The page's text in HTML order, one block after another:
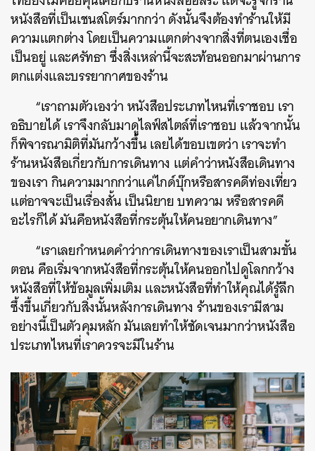
หนังสือที่เป็นเชนสโตร์มากกว่า ดังนั้นจึงต้องทำร้านให้มี
ความแตกต่าง โดยเป็นความแตกต่างจากสิ่งที่ตนเองเชื่อ
เป็นอยู่ และศรัทธา ซึ่งสิ่งเหล่านี้จะสะท้อนออกมาผ่านการ
ตกแต่งและบรรยากาศของร้าน
“เราถามตัวเองว่า หนังสือประเภทไหนที่เราชอบ เรา
อธิบายได้ เราจึงกลับมาดูไลฟ์สไตล์ที่เราชอบ แล้วจากนั้น
ก็พิจารณามิติที่มันกว้างขึ้น เลยได้ขอบเขตว่า เราจะทำ
ร้านหนังสือเกี่ยวกับการเดินทาง แต่คำว่าหนังสือเดินทาง
ของเรา กินความมากกว่าแค่ไกด์บุ๊กหรือสารคดีท่องเที่ยว
แต่อาจจะเป็นเรื่องสั้น เป็นนิยาย บทความ หรือสารคดี
อะไรก็ได้ มันคือหนังสือที่กระตุ้นให้คนอยากเดินทาง”
“เราเลยกำหนดคำว่าการเดินทางของเราเป็นสามขั้น
ตอน คือเริ่มจากหนังสือที่กระตุ้นให้คนออกไปดูโลกกว้าง
หนังสือที่ให้ข้อมูลเพิ่มเติม และหนังสือที่ทำให้คุณได้รู้ลึก
ซึ้งขึ้นเกี่ยวกับสิ่งนั้นหลังการเดินทาง ร้านของเรามีสาม
อย่างนี้เป็นตัวคุมหลัก มันเลยทำให้ชัดเจนมากว่าหนังสือ
ประเภทไหนที่เราควรจะมีในร้าน